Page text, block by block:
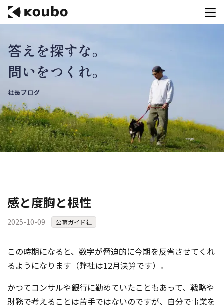
サービス
会社案内
実績紹介
採用情報
資料ダウンロード
公募運営SaaS 「Kouboプランナー」
事例紹介
マーケットデータ
コンテスト情報及びプレゼン
ト情報を「Koubo」に無料で
紹介させていただきます
答えを探すな。
問いをつくれ。
社長ブログ
感と度胸と根性
2025-10-09 公募ガイド社
この時期になると、数字が脅迫的に今期を反省させてくれ
るようになります（弊社は12月決算です）。
かつてコンサルや銀行に勤めていたこともあって、戦略や
財務で考えることは苦手ではないのですが、自分で事業を